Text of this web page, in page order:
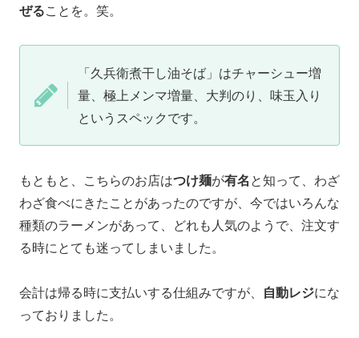
ぜることを。笑。
「久兵衛煮干し油そば」はチャーシュー増
量、極上メンマ増量、大判のり、味玉入り
というスペックです。
もともと、こちらのお店はつけ麺が有名と知って、わざ
わざ食べにきたことがあったのですが、今ではいろんな
種類のラーメンがあって、どれも人気のようで、注文す
る時にとても迷ってしまいました。
会計は帰る時に支払いする仕組みですが、 自動レジにな
っておりました。